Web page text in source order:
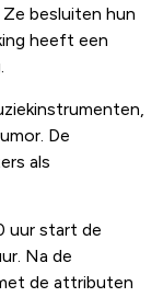
besluiten hun
heeft een
De
als
uur start de
Na de
de attributen